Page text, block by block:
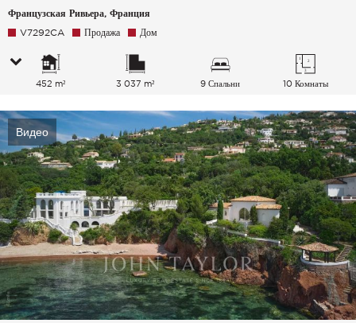
Французская Ривьера, Франция
V7292CA Продажа Дом
452 m² 3 037 m² 9 Спальни 10 Комнаты
Видео